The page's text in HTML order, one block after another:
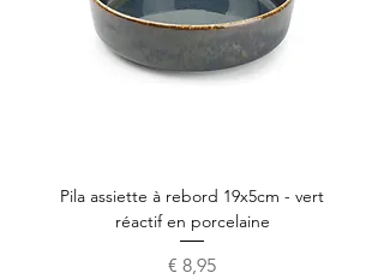
Pila assiette à rebord 19x5cm - vert
réactif en porcelaine
Prijs
€ 8,95